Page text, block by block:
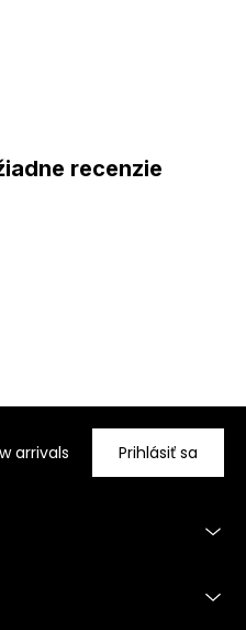
recenzie
arrivals Prihlásiť sa